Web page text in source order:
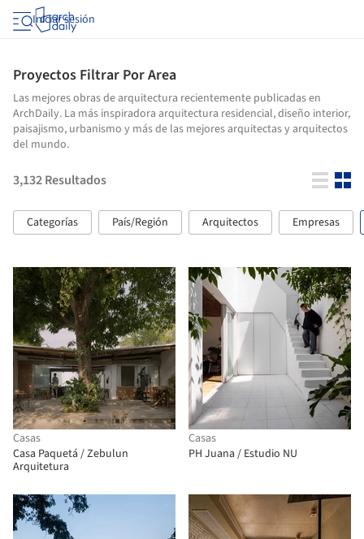
Iniciar sesión
Proyectos Filtrar Por Area
Las mejores obras de arquitectura recientemente publicadas en
ArchDaily. La más inspiradora arquitectura residencial, diseño interior,
paisajismo, urbanismo y más de las mejores arquitectas y arquitectos
del mundo.
3,132Resultados
Categorías País/Región Arquitectos Empresas
Casas
Casa Paquetá / Zebulun
Arquitetura
Casas
PH Juana / Estudio NU